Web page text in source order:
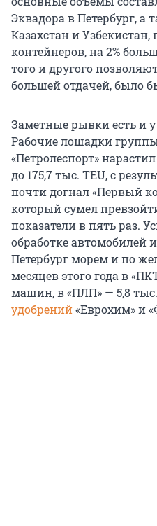
Эквадора в Петербург, а
Казахстан и Узбекистан,
контейнеров, на 2%
того и другого
большей отдачей, было
Заметные рывки есть и
Рабочие лошадки
«Петролеспорт»
до 175,7 тыс. TEU, с
почти догнал «Первый
который сумел
показатели в пять раз.
обработке
Петербург морем и по
месяцев этого года в
машин, в «ПЛП» — 5,8
удобрений«Еврохим» и